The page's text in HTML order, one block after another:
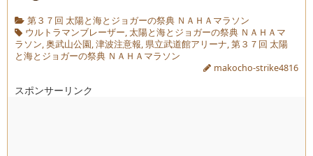
第３７回 太陽と海とジョガーの祭典 ＮＡＨＡマラソン
ウルトラマンブレーザー,太陽と海とジョガーの祭典 ＮＡＨＡマ
ラソン,奥武山公園,津波注意報,県立武道館アリーナ,第３７回 太陽
と海とジョガーの祭典 ＮＡＨＡマラソン
makocho-strike4816
スポンサーリンク